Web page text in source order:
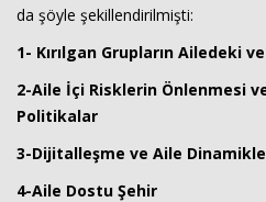
da şöyle şekillendirilmişti:
1- Kırılgan Grupların Ailedeki
2-Aile İçi Risklerin Önlenmesi
Politikalar
3-Dijitalleşme ve Aile
4-Aile Dostu Şehir